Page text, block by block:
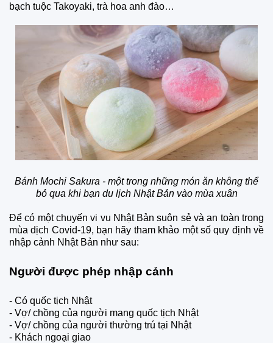
bạch tuộc Takoyaki, trà hoa anh đào…
Bánh Mochi Sakura - một trong những món ăn không thể
bỏ qua khi bạn du lịch Nhật Bản vào mùa xuân
Để có một chuyến vi vu Nhật Bản suôn sẻ và an toàn trong
mùa dịch Covid-19, bạn hãy tham khảo một số quy định về
nhập cảnh Nhật Bản như sau:
Người được phép nhập cảnh
- Có quốc tịch Nhật
- Vợ/ chồng của người mang quốc tịch Nhật
- Vợ/ chồng của người thường trú tại Nhật
- Khách ngoại giao